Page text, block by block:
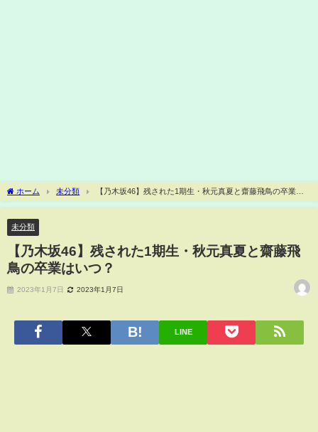
ホーム 未分類
【乃木坂46】残された1期生・秋元真夏と齋藤飛鳥の卒業は
いつ？
未分類
【乃木坂46】残された1期生・秋元真夏と齋藤飛
鳥の卒業はいつ？
2023年1月7日 2023年1月7日
LINE